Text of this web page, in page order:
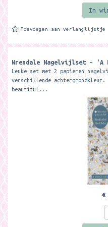
In
Toevoegen aan verlanglijstje
Wrendale Nagelvijlset -
Leuke set met 2 papieren
verschillende achtergrondkleur.
beautiful...
€